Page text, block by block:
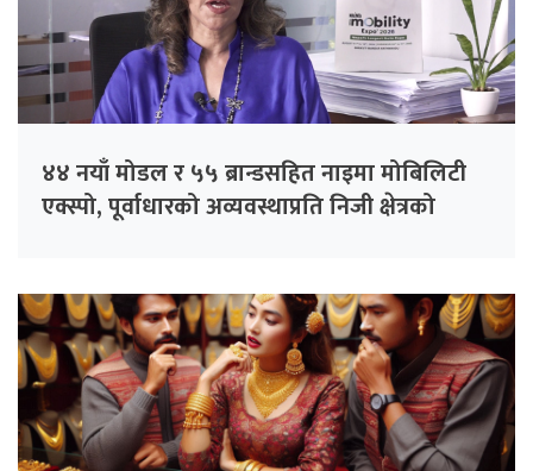
४४ नयाँ मोडल र ५५ ब्रान्डसहित नाइमा मोबिलिटी
एक्स्पो, पूर्वाधारको अव्यवस्थाप्रति निजी क्षेत्रको